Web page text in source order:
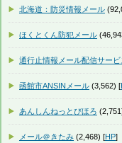
北海道：防災情報メール
ほくとくん防犯メール
通行止情報メール配信サービ
函館市ANSINメール (3,562) [
あんしんねっとびほろ
メール＠きたみ (2,468) [HP]